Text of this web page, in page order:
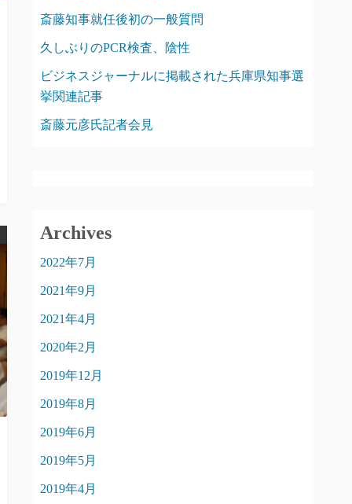
斎藤知事就任後初の一般質問
久しぶりのPCR検査、陰性
ビジネスジャーナルに掲載された兵庫県知事選
挙関連記事
斎藤元彦氏記者会見
Archives
2022年7月
2021年9月
2021年4月
2020年2月
2019年12月
2019年8月
2019年6月
2019年5月
2019年4月